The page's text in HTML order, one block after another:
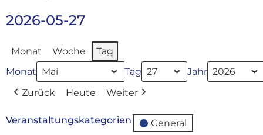
2026-05-27
Monat Woche
Tag
Monat
Tag
Jahr
Zurück
Heute Weiter
Veranstaltungskategorien
General